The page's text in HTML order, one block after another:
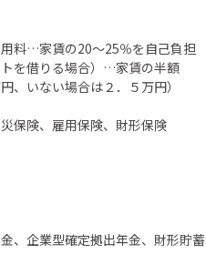
料…家賃の20～25％を自己負担
を借りる場合）…家賃の半額
、いない場合は２．５万円）
保険、雇用保険、財形保険
、企業型確定拠出年金、財形貯蓄